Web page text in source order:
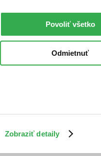
Zobraziť detaily
Povoliť všetko
Odmietnuť